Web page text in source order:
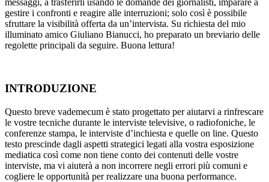
gestire i confronti e reagire alle interruzioni; solo così è possibile
sfruttare la visibilità offerta da un’intervista. Su richiesta del mio
illuminato amico Giuliano Bianucci, ho preparato un breviario delle
regolette principali da seguire. Buona lettura!
INTRODUZIONE
Questo breve vademecum è stato progettato per aiutarvi a rinfrescare
le vostre tecniche durante le interviste televisive, o radiofoniche, le
conferenze stampa, le interviste d’inchiesta e quelle on line. Questo
testo prescinde dagli aspetti strategici legati alla vostra esposizione
mediatica così come non tiene conto dei contenuti delle vostre
interviste, ma vi aiuterà a non incorrere negli errori più comuni e
cogliere le opportunità per realizzare una buona performance.